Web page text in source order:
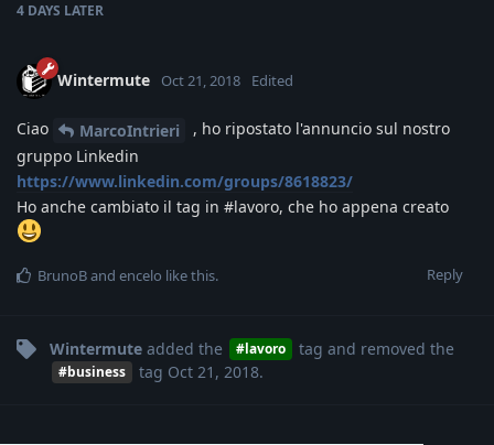
4 DAYS LATER
Wintermute Oct 21, 2018 Edited
Ciao MarcoIntrieri
, ho ripostato l'annuncio sul nostro
gruppo Linkedin
https://www.linkedin.com/groups/8618823/
Ho anche cambiato il tag in #lavoro, che ho appena creato
Reply
BrunoBand encelo like this.
Wintermute added the #lavoro tag and removed the
#business tag Oct 21, 2018.